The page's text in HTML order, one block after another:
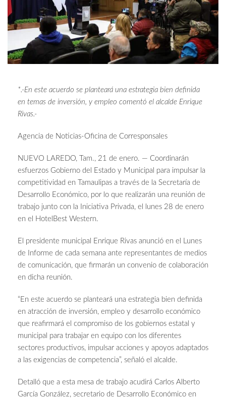
*.-En este acuerdo se planteará una estrategia bien definida
en temas de inversión, y empleo comentó el alcalde Enrique
Rivas.-
Agencia de Noticias-Oficina de Corresponsales
NUEVO LAREDO, Tam., 21 de enero. — Coordinarán
esfuerzos Gobierno del Estado y Municipal para impulsar la
competitividad en Tamaulipas a través de la Secretaría de
Desarrollo Económico, por lo que realizarán una reunión de
trabajo junto con la Iniciativa Privada, el lunes 28 de enero
en el HotelBest Western.
El presidente municipal Enrique Rivas anunció en el Lunes
de Informe de cada semana ante representantes de medios
de comunicación, que firmarán un convenio de colaboración
en dicha reunión.
“En este acuerdo se planteará una estrategia bien definida
en atracción de inversión, empleo y desarrollo económico
que reafirmará el compromiso de los gobiernos estatal y
municipal para trabajar en equipo con los diferentes
sectores productivos, impulsar acciones y apoyos adaptados
a las exigencias de competencia”, señaló el alcalde.
Detalló que a esta mesa de trabajo acudirá Carlos Alberto
García González, secretario de Desarrollo Económico en